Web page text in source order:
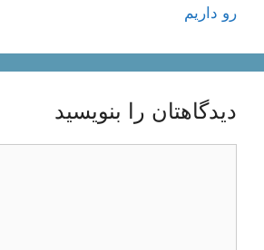
رو داریم
دیدگاهتان را بنویسید